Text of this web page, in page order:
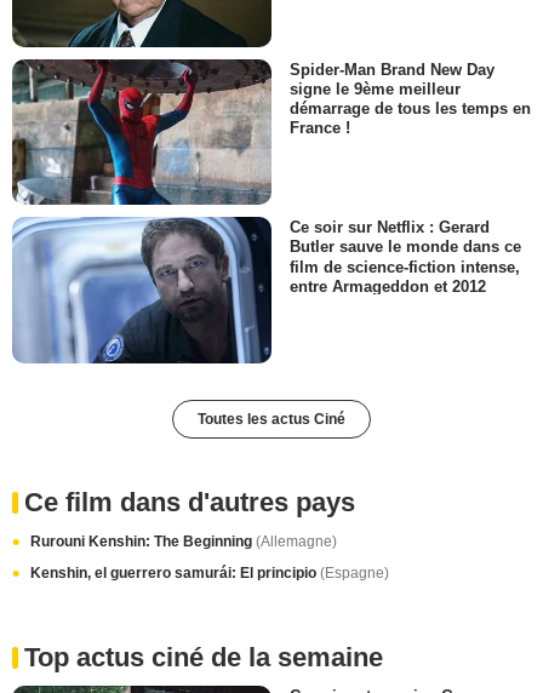
Spider-Man Brand New Day
signe le 9ème meilleur
démarrage de tous les temps en
France !
Ce soir sur Netflix : Gerard
Butler sauve le monde dans ce
film de science-fiction intense,
entre Armageddon et 2012
Toutes les actus Ciné
Ce film dans d'autres pays
Rurouni Kenshin: The Beginning (Allemagne)
Kenshin, el guerrero samurái: El principio (Espagne)
Top actus ciné de la semaine